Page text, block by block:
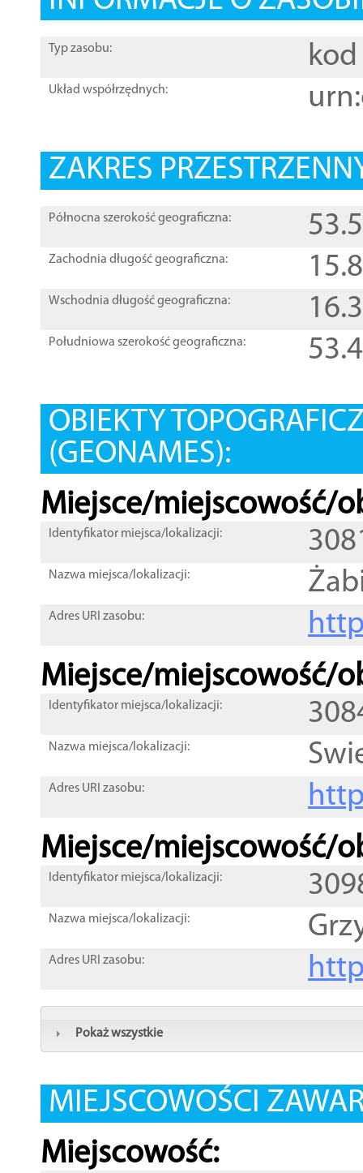
Typ zasobu: kod
Układ współrzędnych:
ZAKRES
Północna szerokość geograficzna:
Zachodnia długość geograficzna:
Wschodnia długość geograficzna:
Południowa szerokość geograficzna:
OBIEKTY
(GEONAMES):
Miejsce/miejscowość/
Identyfikator miejsca/lokalizacji:
Nazwa miejsca/lokalizacji:
Adres URI zasobu:
Miejsce/miejscowość/
Identyfikator miejsca/lokalizacji:
Nazwa miejsca/lokalizacji:
Adres URI zasobu:
Miejsce/miejscowość/
Identyfikator miejsca/lokalizacji:
Nazwa miejsca/lokalizacji:
Adres URI zasobu:
Pokaż wszystkie
MIEJSCOWOŚCI
Miejscowość: